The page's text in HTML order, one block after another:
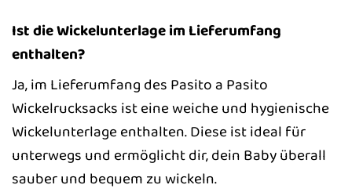
Ist die Wickelunterlage im Lieferumfang
enthalten?
Ja, im Lieferumfang des Pasito a Pasito
Wickelrucksacks ist eine weiche und hygienische
Wickelunterlage enthalten. Diese ist ideal für
unterwegs und ermöglicht dir, dein Baby überall
sauber und bequem zu wickeln.